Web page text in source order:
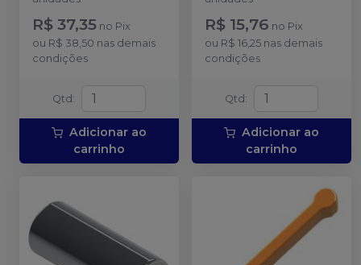
R$ 37,35 no Pix
ou R$ 38,50 nas demais
condições
Qtd :
Adicionar ao
carrinho
R$ 15,76 no Pix
ou R$ 16,25 nas demais
condições
Qtd :
Adicionar ao
carrinho